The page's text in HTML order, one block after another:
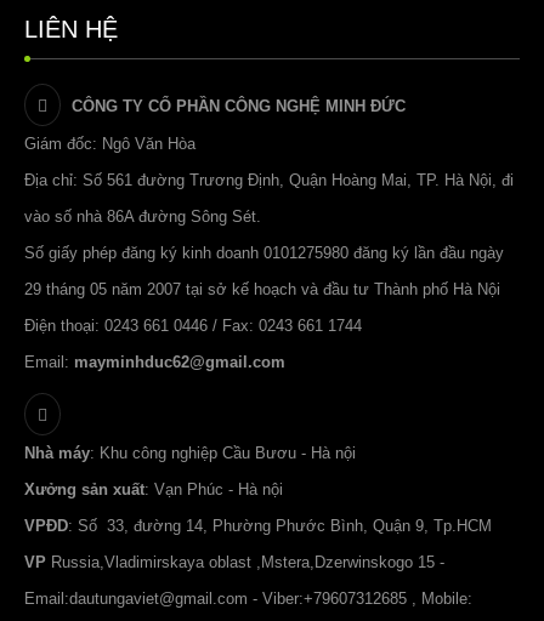
LIÊN HỆ
CÔNG TY CỔ PHẦN CÔNG NGHỆ MINH ĐỨC
Giám đốc: Ngô Văn Hòa
Địa chỉ: Số 561 đường Trương Định, Quận Hoàng Mai, TP. Hà Nội, đi
vào số nhà 86A đường Sông Sét.
Số giấy phép đăng ký kinh doanh 0101275980 đăng ký lần đầu ngày
29 tháng 05 năm 2007 tại sở kế hoạch và đầu tư Thành phố Hà Nội
Điện thoại: 0243 661 0446 / Fax: 0243 661 1744
Email: mayminhduc62@gmail.com
Nhà máy: Khu công nghiệp Cầu Bươu - Hà nội
Xưởng sản xuất: Vạn Phúc - Hà nội
VPĐD: Số 33, đường 14, Phường Phước Bình, Quận 9, Tp.HCM
VP Russia,Vladimirskaya oblast ,Mstera,Dzerwinskogo 15 -
Email:dautungaviet@gmail.com - Viber:+79607312685 , Mobile: